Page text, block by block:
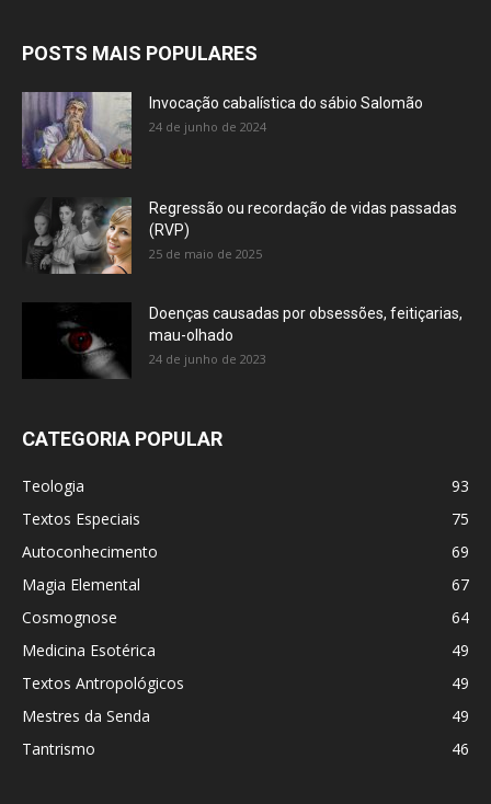
POSTS MAIS POPULARES
Invocação cabalística do sábio Salomão
24 de junho de 2024
Regressão ou recordação de vidas passadas
(RVP)
25 de maio de 2025
Doenças causadas por obsessões, feitiçarias,
mau-olhado
24 de junho de 2023
CATEGORIA POPULAR
Teologia
93
Textos Especiais
75
Autoconhecimento
69
Magia Elemental
67
Cosmognose
64
Medicina Esotérica
49
Textos Antropológicos
49
Mestres da Senda
49
Tantrismo
46